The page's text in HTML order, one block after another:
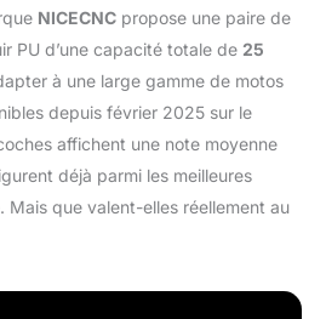
NICECNC propose une paire de
PU d’une capacité totale de 25
à une large gamme de motos
depuis février 2025 sur le
affichent une note moyenne
déjà parmi les meilleures
Mais que valent-elles réellement au